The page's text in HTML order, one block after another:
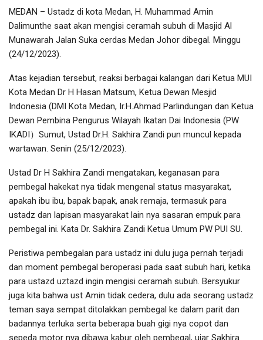
MEDAN – Ustadz di kota Medan, H. Muhammad Amin
Dalimunthe saat akan mengisi ceramah subuh di Masjid Al
Munawarah Jalan Suka cerdas Medan Johor dibegal. Minggu
(24/12/2023).
Atas kejadian tersebut, reaksi berbagai kalangan dari Ketua MUI
Kota Medan Dr H Hasan Matsum, Ketua Dewan Mesjid
Indonesia (DMI Kota Medan, Ir.H.Ahmad Parlindungan dan Ketua
Dewan Pembina Pengurus Wilayah Ikatan Dai Indonesia (PW
IKADI）Sumut, Ustad Dr.H. Sakhira Zandi pun muncul kepada
wartawan. Senin (25/12/2023).
Ustad Dr H Sakhira Zandi mengatakan, keganasan para
pembegal hakekat nya tidak mengenal status masyarakat,
apakah ibu ibu, bapak bapak, anak remaja, termasuk para
ustadz dan lapisan masyarakat lain nya sasaran empuk para
pembegal ini. Kata Dr. Sakhira Zandi Ketua Umum PW PUI SU.
Peristiwa pembegalan para ustadz ini dulu juga pernah terjadi
dan moment pembegal beroperasi pada saat subuh hari, ketika
para ustazd uztazd ingin mengisi ceramah subuh. Bersyukur
juga kita bahwa ust Amin tidak cedera, dulu ada seorang ustadz
teman saya sempat ditolakkan pembegal ke dalam parit dan
badannya terluka serta beberapa buah gigi nya copot dan
sepeda motor nya dibawa kabur oleh pembegal, ujar Sakhira.